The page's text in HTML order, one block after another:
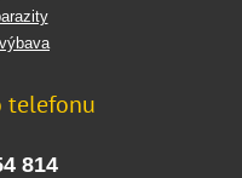
telefonu
814